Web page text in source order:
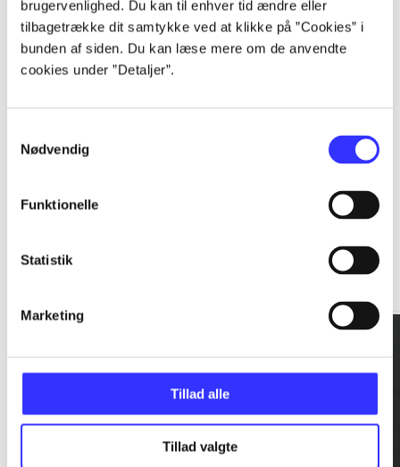
brugervenlighed. Du kan til enhver tid ændre eller
tilbagetrække dit samtykke ved at klikke på ”Cookies” i
bunden af siden. Du kan læse mere om de anvendte
cookies under ”Detaljer”.
Nødvendig
Funktionelle
Statistik
Marketing
Tillad alle
Tillad valgte
...